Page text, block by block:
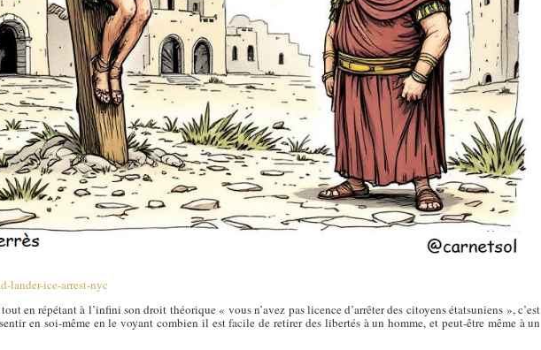
lander-ice-arrest-nyc
en répétant à l’infini son droit théorique « vous n’avez pas licence d’arrêter des citoyens étatsuniens », c’est
en soi-même en le voyant combien il est facile de retirer des libertés à un homme, et peut-être même à un